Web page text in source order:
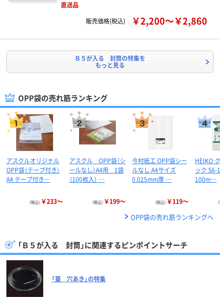
直送品
販売価格(税込)
￥2,200～￥2,860
Ｂ５が入る 封筒の特集を
もっと見る
OPP袋の売れ筋ランキング
アスクルオリジナル
OPP袋（テープ付き）
A4 テープ付き…
（税込） ￥233～
アスクル OPP袋（シ
ールなし）A4用 1袋
（100枚入） …
（税込） ￥199～
今村紙工 OPP袋シー
ルなし A4サイズ
0.025mm厚 …
（税込） ￥119～
HEIKO
ック
100m…
OPP袋の売れ筋ランキングへ
「Ｂ５が入る 封筒」に関連するピンポイントサーチ
「蓋 穴あき」の特集